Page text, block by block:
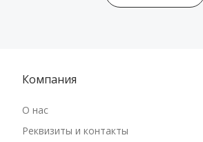
Компания
О нас
Реквизиты и контакты